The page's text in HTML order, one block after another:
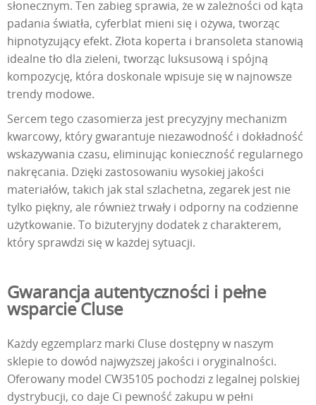
słonecznym. Ten zabieg sprawia, że w zależności od kąta
padania światła, cyferblat mieni się i ożywa, tworząc
hipnotyzujący efekt. Złota koperta i bransoleta stanowią
idealne tło dla zieleni, tworząc luksusową i spójną
kompozycję, która doskonale wpisuje się w najnowsze
trendy modowe.
Sercem tego czasomierza jest precyzyjny mechanizm
kwarcowy, który gwarantuje niezawodność i dokładność
wskazywania czasu, eliminując konieczność regularnego
nakręcania. Dzięki zastosowaniu wysokiej jakości
materiałów, takich jak stal szlachetna, zegarek jest nie
tylko piękny, ale również trwały i odporny na codzienne
użytkowanie. To biżuteryjny dodatek z charakterem,
który sprawdzi się w każdej sytuacji.
Gwarancja autentyczności i pełne
wsparcie Cluse
Każdy egzemplarz marki Cluse dostępny w naszym
sklepie to dowód najwyższej jakości i oryginalności.
Oferowany model CW35105 pochodzi z legalnej polskiej
dystrybucji, co daje Ci pewność zakupu w pełni